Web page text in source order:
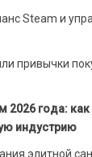
Steam и
привычки
2026 года:
индустрию
элитной